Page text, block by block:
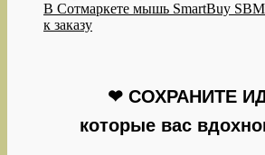
В Сотмаркете мышь SmartBuy
к заказу
❤ СОХРАНИТЕ
которые вас